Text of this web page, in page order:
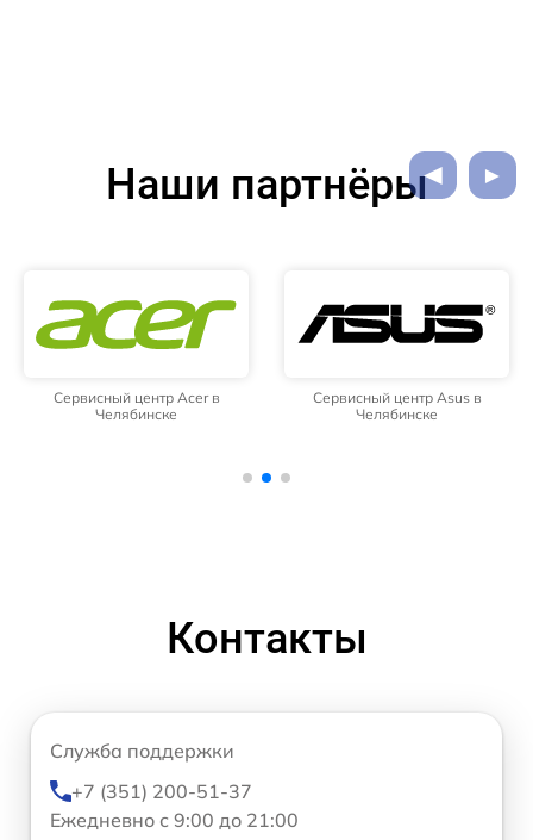
Наши партнёры
Сервисный центр Acer в
Челябинске
Сервисный центр Asus в
Челябинске
Контакты
Служба поддержки
+7 (351) 200-51-37
Ежедневно с 9:00 до 21:00